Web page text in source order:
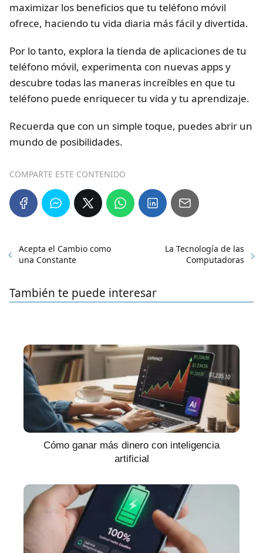
maximizar los beneficios que tu teléfono móvil
ofrece, haciendo tu vida diaria más fácil y divertida.
Por lo tanto, explora la tienda de aplicaciones de tu
teléfono móvil, experimenta con nuevas apps y
descubre todas las maneras increíbles en que tu
teléfono puede enriquecer tu vida y tu aprendizaje.
Recuerda que con un simple toque, puedes abrir un
mundo de posibilidades.
COMPARTE ESTE CONTENIDO
Acepta el Cambio como
una Constante
La Tecnología de las
Computadoras
También te puede interesar
Cómo ganar más dinero con inteligencia
artificial